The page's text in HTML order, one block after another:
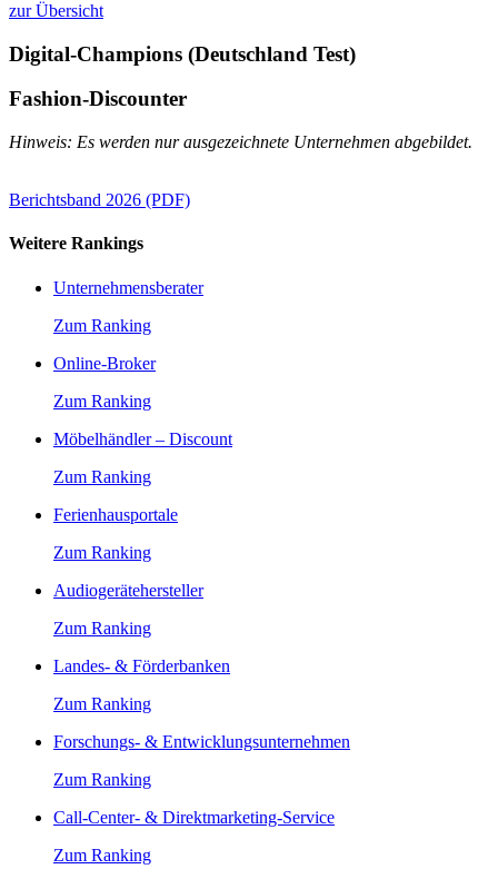
zur Übersicht
Digital-Champions (Deutschland Test)
Fashion-Discounter
Hinweis: Es werden nur ausgezeichnete Unternehmen abgebildet.
Berichtsband 2026 (PDF)
Weitere Rankings
Unternehmensberater
Zum Ranking
Online-Broker
Zum Ranking
Möbelhändler – Discount
Zum Ranking
Ferienhausportale
Zum Ranking
Audiogerätehersteller
Zum Ranking
Landes- & Förderbanken
Zum Ranking
Forschungs- & Entwicklungsunternehmen
Zum Ranking
Call-Center- & Direktmarketing-Service
Zum Ranking